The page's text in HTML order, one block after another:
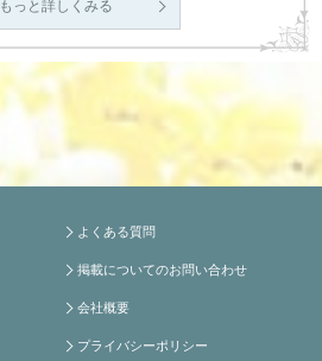
もっと詳しくみる
よくある質問
掲載についてのお問い合わせ
会社概要
プライバシーポリシー